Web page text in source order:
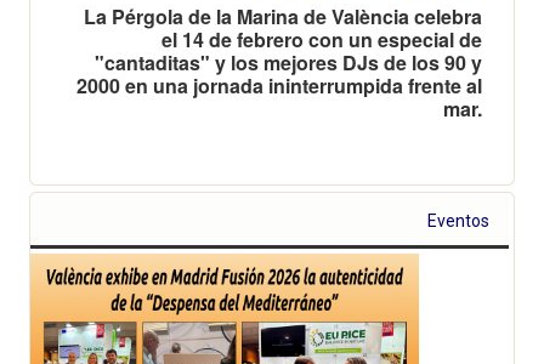
La Pérgola de la Marina de València celebra
el 14 de febrero con un especial de
"cantaditas" y los mejores DJs de los 90 y
2000 en una jornada ininterrumpida frente al
mar.
Eventos